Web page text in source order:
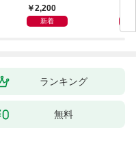
然とやっている 最小の
インプットで最大の成
2,200
新着
ランキング
無料